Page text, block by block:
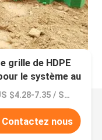
grille de HDPE
le système au
Prix：US $4.28-7.35 / Square Meter
Contactez nous